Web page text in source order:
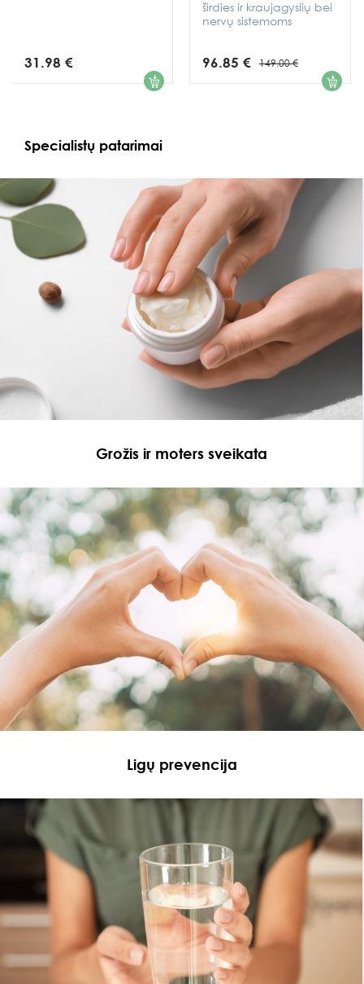
31.98 € 1
širdies ir kraujagyslių bei
nervų sistemoms
96.85 € 149.00 € 1
Specialistų patarimai
Grožis ir moters sveikata
Ligų prevencija